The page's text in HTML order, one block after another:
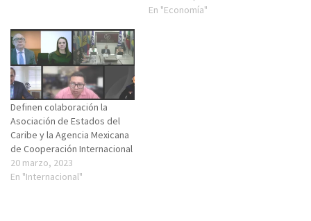
En "Economía"
Definen colaboración la
Asociación de Estados del
Caribe y la Agencia Mexicana
de Cooperación Internacional
20 marzo, 2023
En "Internacional"